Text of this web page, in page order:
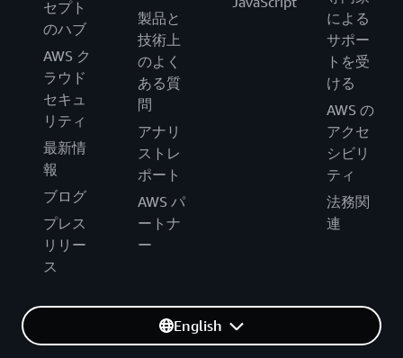
セプト
のハブ
AWS ク
ラウド
セキュ
リティ
最新情
報
ブログ
プレス
リリー
ス
製品と
技術上
のよく
ある質
問
アナリ
ストレ
ポート
AWS パ
ートナ
ー
による
サポー
トを受
ける
AWS の
アクセ
シビリ
ティ
法務関
連
English